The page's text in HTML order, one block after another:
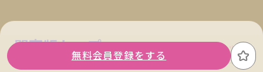
無料会員登録をする お
関東版トップ 関西版トップ